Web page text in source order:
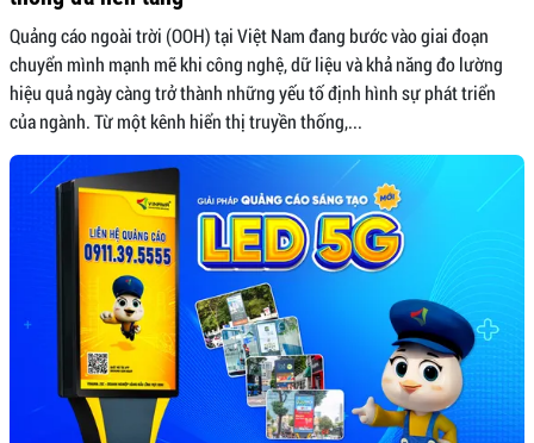
Quảng cáo ngoài trời (OOH) tại Việt Nam đang bước vào giai đoạn
chuyển mình mạnh mẽ khi công nghệ, dữ liệu và khả năng đo lường
hiệu quả ngày càng trở thành những yếu tố định hình sự phát triển
của ngành. Từ một kênh hiển thị truyền thống,...